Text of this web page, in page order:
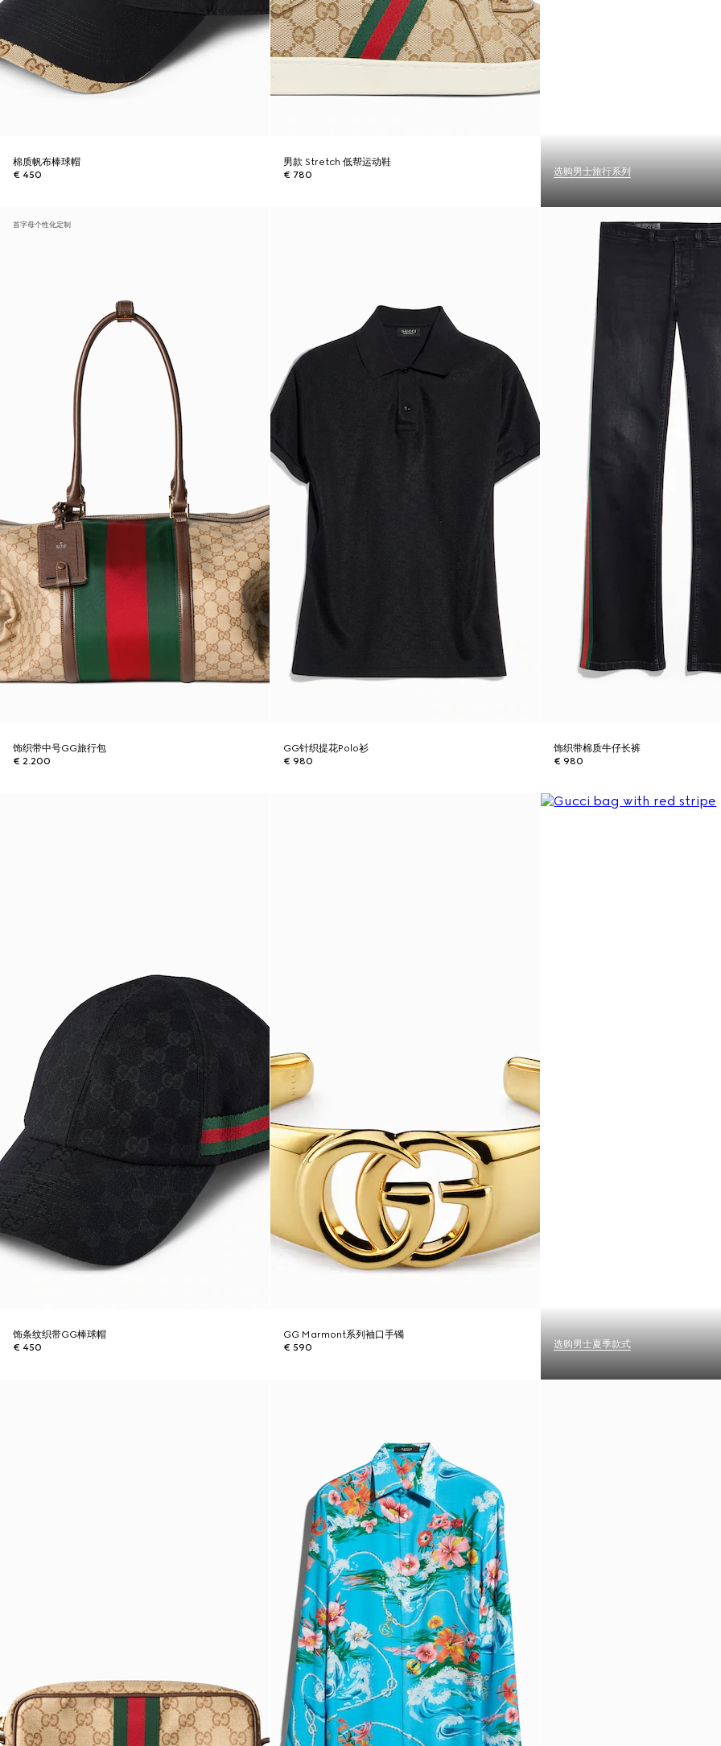
棉质帆布棒球帽
€ 450
男款 Stretch 低帮运动鞋
€ 780
选购男士旅行系列
首字母个性化定制
饰织带中号GG旅行包
€ 2.200
GG针织提花Polo衫
€ 980
饰织带棉质牛仔长裤
€ 980
饰条纹织带GG棒球帽
€ 450
GG Marmont系列袖口手镯
€ 590
选购男士夏季款式